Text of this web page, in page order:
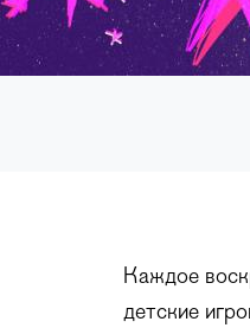
Каждое
детские